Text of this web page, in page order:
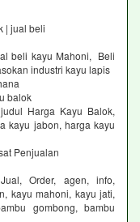
| jual beli
beli kayu Mahoni, Beli
industri kayu lapis
balok
Harga Kayu Balok,
kayu jabon, harga kayu
Penjualan
Order, agen, info,
kayu mahoni, kayu jati,
gombong, bambu